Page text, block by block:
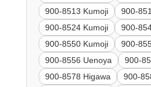
900-8513 Kumoji
900-
900-8524 Kumoji
900-
900-8550 Kumoji
900-
900-8556 Uenoya
900-
900-8578 Higawa
900-